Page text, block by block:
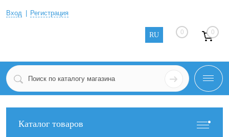
Вход Регистрация
RU 0 0
Каталог товаров